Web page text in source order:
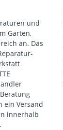
und
Garten,
an. Das
ein Versand
innerhalb